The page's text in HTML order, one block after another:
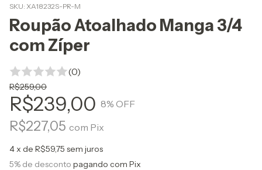
SKU: XA18232S-PR-M
Roupão Atoalhado Manga 3/4
com Zíper
(0)
R$259,00
R$239,00 8% OFF
R$227,05 com Pix
4x de R$59,75 sem juros
5% de desconto pagando com Pix